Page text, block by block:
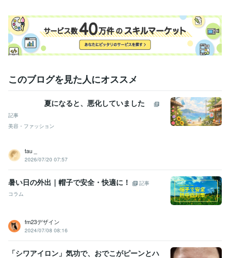
このブログを見た人にオススメ
夏になると、悪化していました
記事
美容・ファッション
tau _
2026/07/20 07:57
暑い日の外出｜帽子で安全・快適に！
記事
コラム
fm23デザイン
2024/07/08 08:16
「シワアイロン」気功で、おでこがピーンとハ